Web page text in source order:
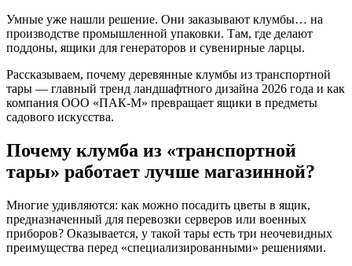
Умные уже нашли решение. Они заказывают клумбы… на
производстве промышленной упаковки. Там, где делают
поддоны, ящики для генераторов и сувенирные ларцы.
Рассказываем, почему деревянные клумбы из транспортной
тары — главный тренд ландшафтного дизайна 2026 года и как
компания ООО «ПАК-М» превращает ящики в предметы
садового искусства.
Почему клумба из «транспортной
тары» работает лучше магазинной?
Многие удивляются: как можно посадить цветы в ящик,
предназначенный для перевозки серверов или военных
приборов? Оказывается, у такой тары есть три неочевидных
преимущества перед «специализированными» решениями.